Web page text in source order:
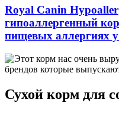
Royal Canin
гипоаллергенный
пищевых аллергиях
Этот корм нас очень
брендов которые
Сухой корм для